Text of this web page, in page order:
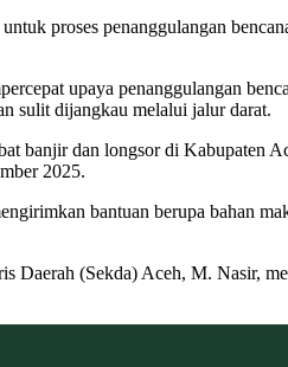
proses penanggulangan
upaya penanggulangan
sulit dijangkau melalui jalur darat.
banjir dan longsor di Kabupaten
2025.
bantuan berupa bahan
Daerah (Sekda) Aceh, M. Nasir,